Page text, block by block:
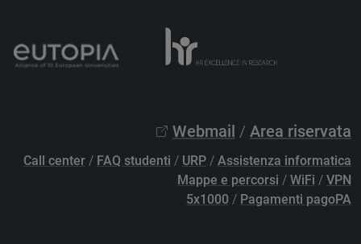
Webmail / Area riservata
Call center / FAQ studenti / URP / Assistenza informatica
Mappe e percorsi / WiFi / VPN
5x1000 / Pagamenti pagoPA